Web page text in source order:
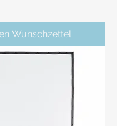
Wunschzettel